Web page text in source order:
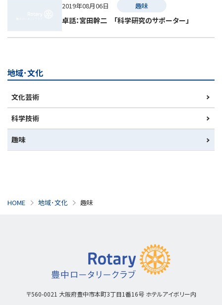
2019年08月06日 趣味
卓話：宮田幹二 「科学研究のサポーター」
地域･文化
文化芸術
科学技術
趣味
HOME 地域･文化 趣味
〒560-0021 大阪府豊中市本町3丁目1番16号 ホテルアイボリー内